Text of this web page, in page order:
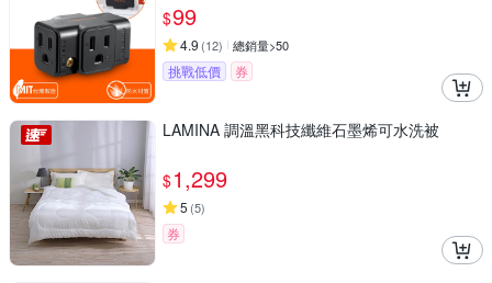
$99
4.9 (12) 總銷量>50
挑戰低價 券
LAMINA 調溫黑科技纖維石墨烯可水洗被
$1,299
5 (5)
券